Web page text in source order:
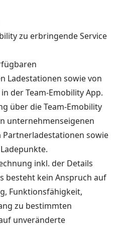
zu erbringende Service
Ladestationen sowie von
der Team-Emobility App.
über die Team-Emobility
unternehmenseigenen
Partnerladestationen sowie
inkl. der Details
besteht kein Anspruch auf
Funktionsfähigkeit,
zu bestimmten
unveränderte